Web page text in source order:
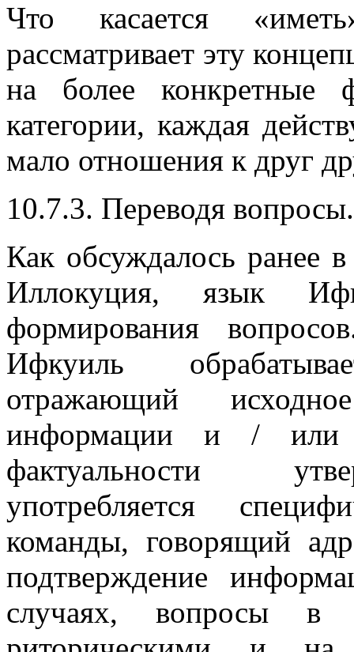
Что касается
рассматривает эту
на более конкретные
категории, каждая
мало отношения к друг
10.7.3. Переводя вопросы.
Как обсуждалось ранее
Иллокуция, язык
формирования
Ифкуиль
отражающий
информации и / или
фактуальности
употребляется
команды, говорящий
подтверждение
случаях, вопросы в